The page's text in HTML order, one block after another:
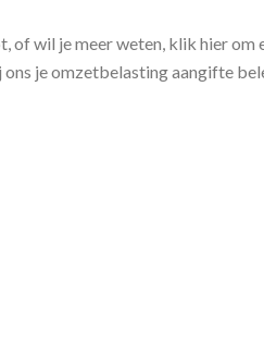
of wil je meer weten, klik hier om
je omzetbelasting aangifte